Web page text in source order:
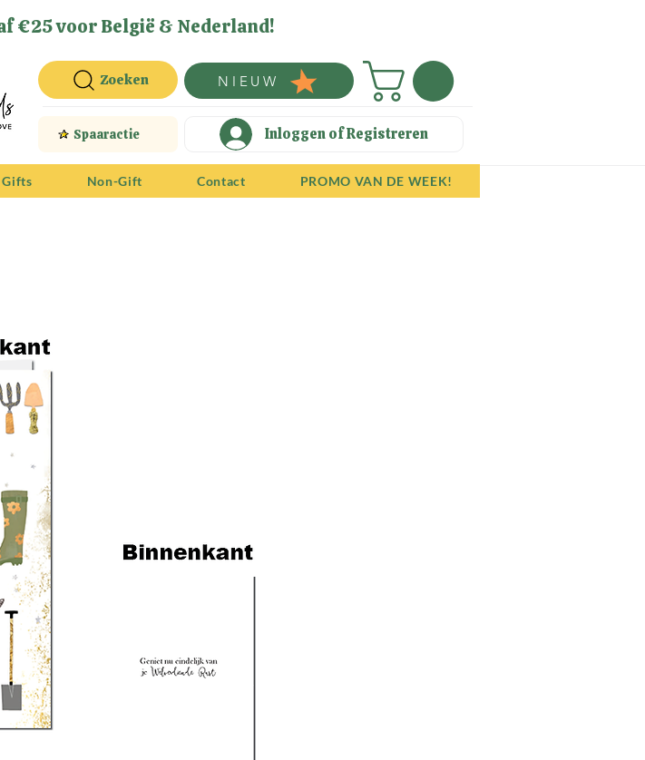
€25 voor België & Nederland!
Zoeken NIEUW
Spaaractie Inloggen of Registreren
Gifts Non-Gift Contact PROMO VAN DE WEEK!